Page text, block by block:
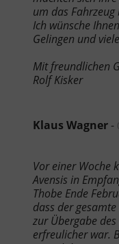
um das Fahrzeug
Ich wünsche
Gelingen und
Mit freundlichen
Rolf Kisker
Klaus Wagner -
Vor einer Woche
Avensis in
Thobe Ende
dass der
zur Übergabe
erfreulicher war.